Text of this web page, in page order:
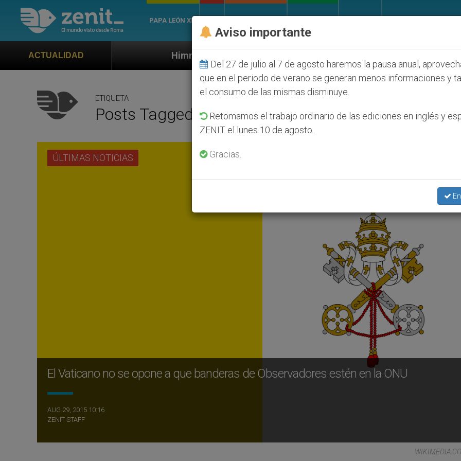
PAPA LEÓN XIV
ACTUALIDAD Himno oficial de la Jornada Mundial de la Juventud Seúl 2027 ONU se
ETIQUETA
Posts Tagged ‘observadores’
ÚLTIMAS NOTICIAS
El Vaticano no se opone a que banderas de Observadores estén en la ONU
AUG 29, 2015 10:16
ZENIT STAFF
WIKIMEDIA
Aviso importante
Del 27 de julio al 7 de agosto haremos la pausa anual,
que en el periodo de verano se generan menos informaciones y
el consumo de las mismas disminuye.
Retomamos el trabajo ordinario de las ediciones en inglés y
ZENIT el lunes 10 de agosto.
Gracias.